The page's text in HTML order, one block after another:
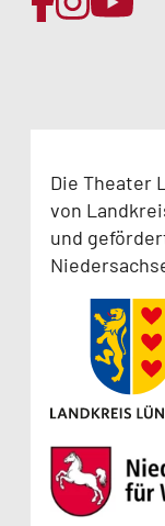
Die Theater
von
und